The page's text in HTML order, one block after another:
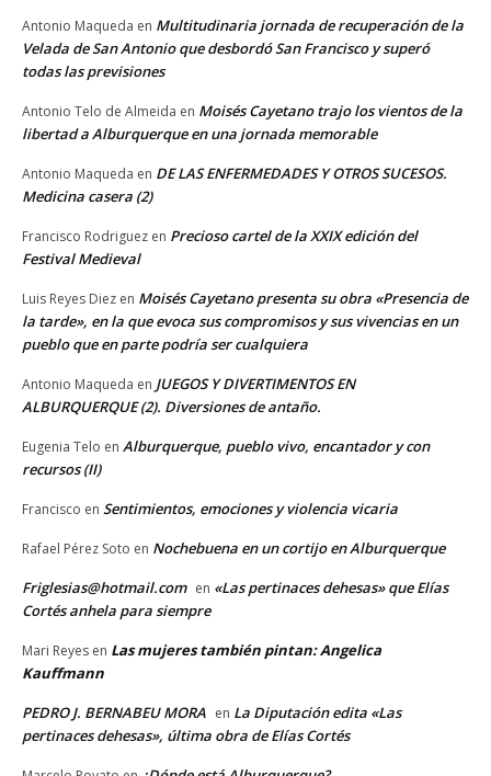
Antonio Maqueda en Multitudinaria jornada de recuperación de la
Velada de San Antonio que desbordó San Francisco y superó
todas las previsiones
Antonio Telo de Almeida en Moisés Cayetano trajo los vientos de la
libertad a Alburquerque en una jornada memorable
Antonio Maqueda en DE LAS ENFERMEDADES Y OTROS SUCESOS.
Medicina casera (2)
Francisco Rodriguez en Precioso cartel de la XXIX edición del
Festival Medieval
Luis Reyes Diez en Moisés Cayetano presenta su obra «Presencia de
la tarde», en la que evoca sus compromisos y sus vivencias en un
pueblo que en parte podría ser cualquiera
Antonio Maqueda en JUEGOS Y DIVERTIMENTOS EN
ALBURQUERQUE (2). Diversiones de antaño.
Eugenia Telo en Alburquerque, pueblo vivo, encantador y con
recursos (II)
Francisco en Sentimientos, emociones y violencia vicaria
Rafael Pérez Soto en Nochebuena en un cortijo en Alburquerque
Friglesias@hotmail.com en «Las pertinaces dehesas» que Elías
Cortés anhela para siempre
Mari Reyes en Las mujeres también pintan: Angelica
Kauffmann
PEDRO J. BERNABEU MORA en La Diputación edita «Las
pertinaces dehesas», última obra de Elías Cortés